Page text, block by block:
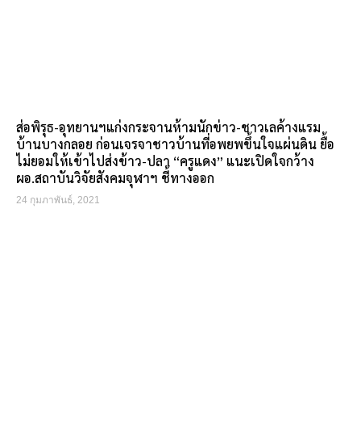
ส่อพิรุธ-อุทยานฯแก่งกระจานห้ามนักข่าว-ชาวเลค้างแรม
บ้านบางกลอย ก่อนเจรจาชาวบ้านที่อพยพขึ้นใจแผ่นดิน ยื้อ
ไม่ยอมให้เข้าไปส่งข้าว-ปลา “ครูแดง” แนะเปิดใจกว้าง
ผอ.สถาบันวิจัยสังคมจุฬาฯ ชี้ทางออก
24 กุมภาพันธ์, 2021